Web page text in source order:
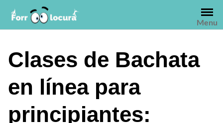
contenido
Menu
Clases de Bachata
en línea para
principiantes: